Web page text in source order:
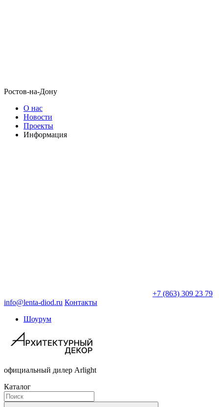
Ростов-на-Дону
О нас
Новости
Проекты
Информация
+7 (863) 309 23 79
info@lenta-diod.ru Контакты
Шоурум
официальный дилер Arlight
Каталог